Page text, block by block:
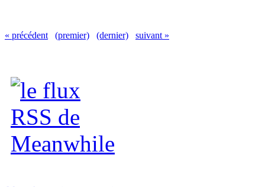
« précédent (premier) (dernier) suivant »